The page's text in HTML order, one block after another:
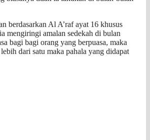
berdasarkan Al A’raf ayat 16 khusus
mengiringi amalan sedekah di bulan
bagi bagi orang yang berpuasa, maka
dari satu maka pahala yang didapat